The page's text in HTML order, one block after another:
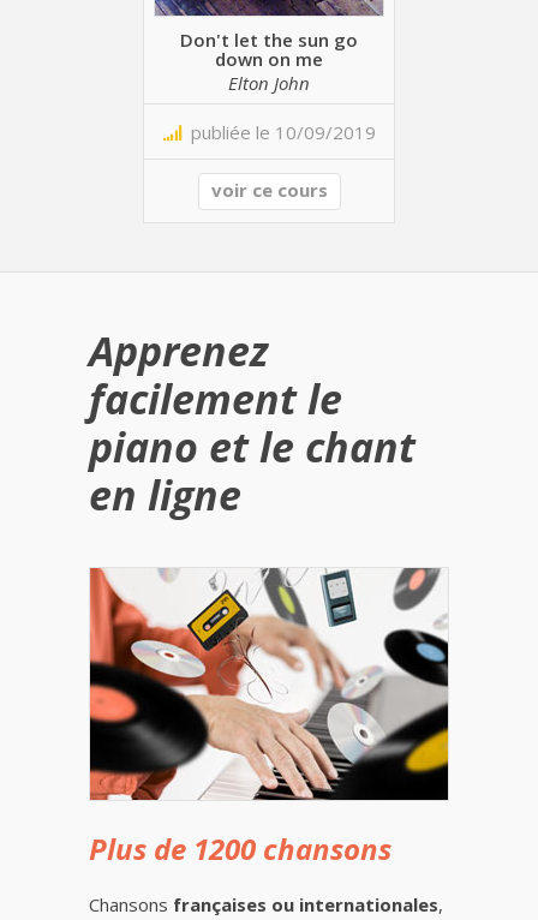
Don't let the sun go
down on me
Elton John
publiée le 10/09/2019
voir ce cours
Apprenez
facilement le
piano et le chant
en ligne
Plus de 1200 chansons
Chansons françaises ou internationales,